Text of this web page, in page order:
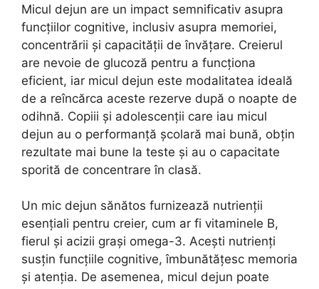
Micul dejun are un impact semnificativ asupra
funcțiilor cognitive, inclusiv asupra memoriei,
concentrării și capacității de învățare. Creierul
are nevoie de glucoză pentru a funcționa
eficient, iar micul dejun este modalitatea ideală
de a reîncărca aceste rezerve după o noapte de
odihnă. Copiii și adolescenții care iau micul
dejun au o performanță școlară mai bună, obțin
rezultate mai bune la teste și au o capacitate
sporită de concentrare în clasă.
Un mic dejun sănătos furnizează nutrienții
esențiali pentru creier, cum ar fi vitaminele B,
fierul și acizii grași omega-3. Acești nutrienți
susțin funcțiile cognitive, îmbunătățesc memoria
și atenția. De asemenea, micul dejun poate